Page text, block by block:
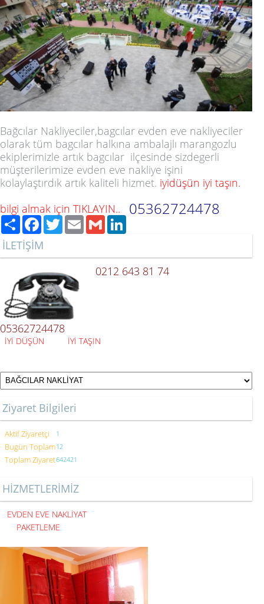
Bağcılar Nakliyeciler,bagcılar evden eve nakliyeciler
olarak tüm bagcılar halkına ambalajlı marangozlu
ekiplerimizle artık bagcılar ilçesinde sizdegerli
müşterilerimize evden eve nakliye işini
kolaylaştırdık artık kaliteli hizmet. iyidüşün iyi taşın.
bilgi almak için TIKLAYIN.. 05362724478
PaylaşFacebook
TwitterEmailGmail
İLETİŞİM
0212 643 81 74
05362724478
İYİ DÜŞÜN İYİ TAŞIN
Ziyaret Bilgileri
Aktif Ziyaretçi 1
Bugün Toplam12
Toplam Ziyaret642421
HİZMETLERİMİZ
EVDEN EVE NAKLİYAT
PAKETLEME